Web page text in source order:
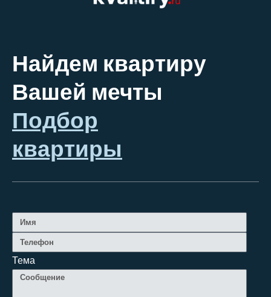
Найдем квартиру
Вашей мечты
Подбор
квартиры
Тема